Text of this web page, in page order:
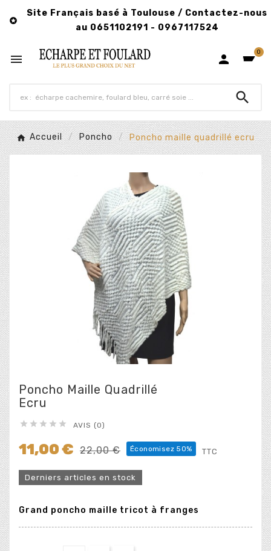

Site Français basé à Toulouse / Contactez-nous
au 0651102191 - 0967117524
  0

Accueil Poncho Poncho maille quadrillé ecru
Poncho Maille Quadrillé
Ecru
     AVIS (0)
11,00 € 22,00 € Économisez 50% TTC
Derniers articles en stock
Grand poncho maille tricot à franges